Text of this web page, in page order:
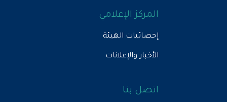
المركز الإعلامي
إحصائيات الهيئة
الأخبار والإعلانات
اتصل بنا